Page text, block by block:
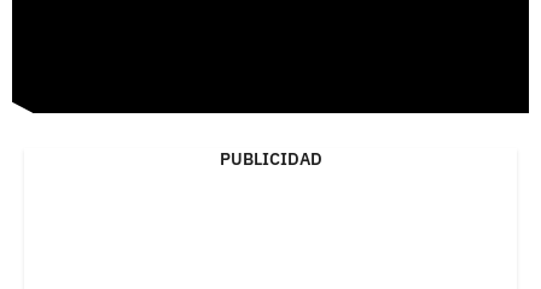
PUBLICIDAD